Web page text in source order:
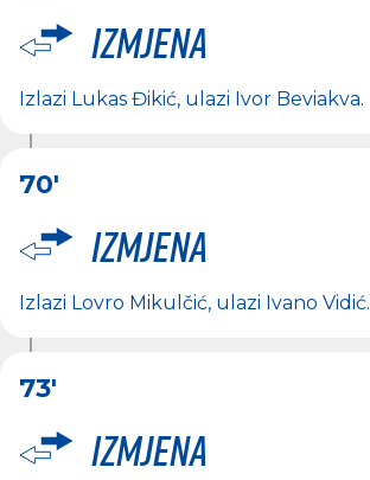
Izmjena
Izlazi Lukas Đikić, ulazi Ivor Beviakva.
70'
Izmjena
Izlazi Lovro Mikulčić, ulazi Ivano Vidić.
73'
Izmjena